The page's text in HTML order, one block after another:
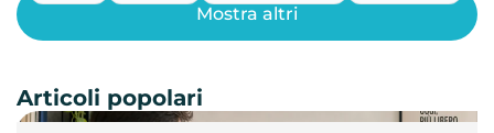
Mostra altri
Articoli popolari